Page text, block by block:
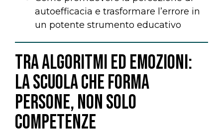
autoefficacia e trasformare l’errore in
un potente strumento educativo
Tra algoritmi eD emozioni:
la scuola che forma
persone, non solo
competenze